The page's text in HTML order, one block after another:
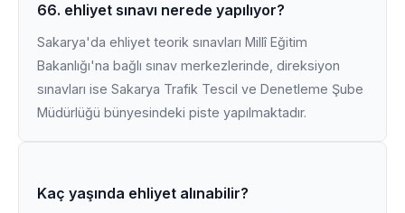
66. ehliyet sınavı nerede yapılıyor?
Sakarya'da ehliyet teorik sınavları Millî Eğitim
Bakanlığı'na bağlı sınav merkezlerinde, direksiyon
sınavları ise Sakarya Trafik Tescil ve Denetleme Şube
Müdürlüğü bünyesindeki piste yapılmaktadır.
Kaç yaşında ehliyet alınabilir?